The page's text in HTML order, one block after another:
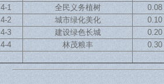
4-1
全民义务植树
0.08
4-2
城市绿化美化
0.10
4-3
建设绿色长城
0.20
4-4
林茂粮丰 0.30